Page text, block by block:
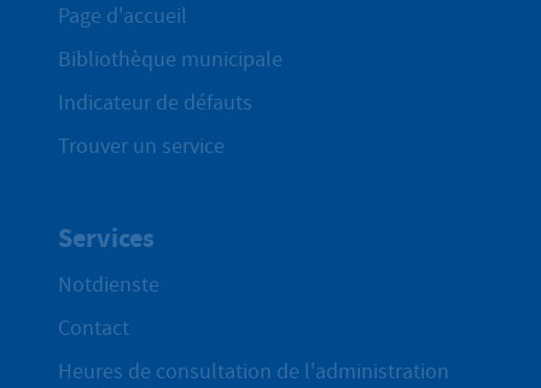
Page d'accueil
Bibliothèque municipale
Indicateur de défauts
Trouver un service
Services
Notdienste
Contact
Heures de consultation de l'administration